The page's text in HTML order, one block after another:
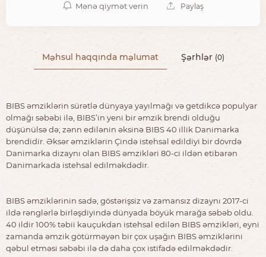
Mənə qiymət verin Paylaş
Məhsul haqqında məlumat Şərhlər (0)
BIBS əmziklərin sürətlə dünyaya yayılmağı və getdikcə populyar
olmağı səbəbi ilə, BIBS’in yeni bir əmzik brendi olduğu
düşünülsə də; zənn edilənin əksinə BIBS 40 illik Danimarka
brendidir. Əksər əmziklərin Çində istehsal edildiyi bir dövrdə
Danimarka dizaynı olan BIBS əmzikləri 80-ci ildən etibarən
Danimarkada istehsal edilməkdədir.
BIBS əmziklərinin sadə, göstərişsiz və zamansız dizaynı 2017-ci
ildə rənglərlə birləşdiyində dünyada böyük marağa səbəb oldu.
40 ildir 100% təbii kauçukdan istehsal edilən BIBS əmzikləri, eyni
zamanda əmzik götürməyən bir çox uşağın BIBS əmziklərini
qəbul etməsi səbəbi ilə də daha çox istifadə edilməkdədir.